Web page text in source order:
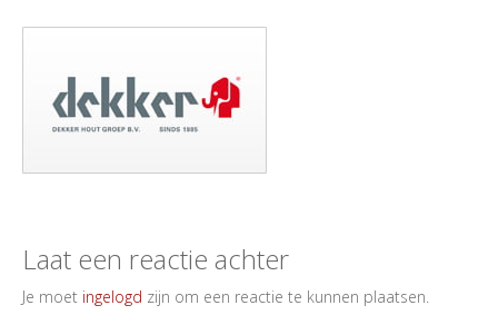
Laat een reactie achter
Je moet ingelogd zijn om een reactie te kunnen plaatsen.